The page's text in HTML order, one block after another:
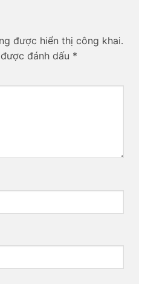
được hiển thị công khai.
đánh dấu *